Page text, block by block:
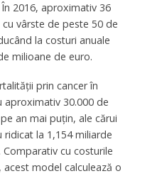
2016, aproximativ 36
vârste de peste 50 de
la costuri anuale
milioane de euro.
prin cancer în
aproximativ 30.000 de
an mai puțin, ale cărui
la 1,154 miliarde
Comparativ cu costurile
model calculează o